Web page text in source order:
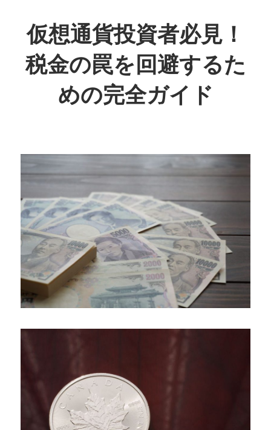
ン
ツ
仮想通貨投資者必見！
税金の罠を回避するた
めの完全ガイド
の
未
を
賢
く
守
る、
税
金
の